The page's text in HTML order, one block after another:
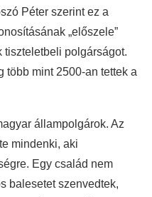
Péter szerint ez a
„előszele”
tiszteletbeli polgárságot.
több mint 2500-an tettek a
állampolgárok. Az
mindenki, aki
Egy család nem
balesetet szenvedtek,